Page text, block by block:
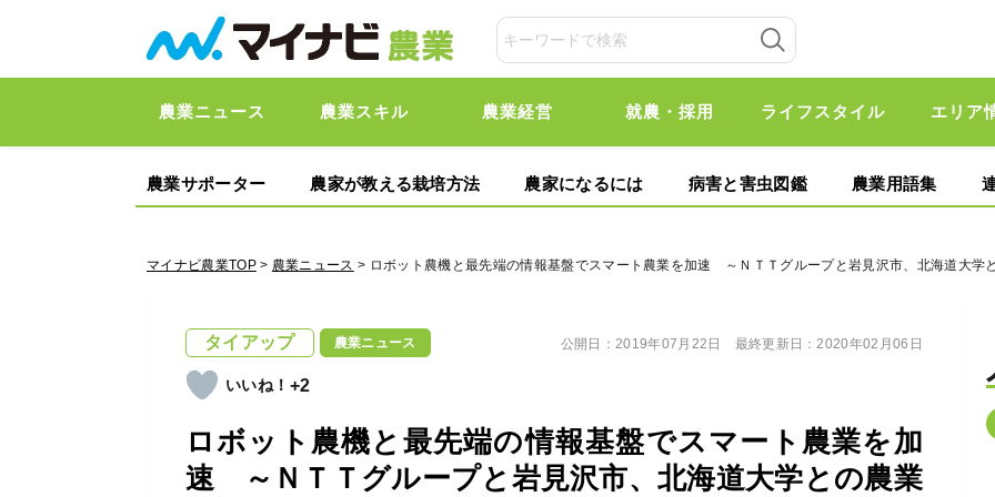
農業ニュース 農業スキル 農業経営 就農・採用 ライフスタイル エリア
農業サポーター 農家が教える栽培方法 農家になるには 病害と害虫図鑑 農業用語集
マイナビ農業TOP> 農業ニュース > ロボット農機と最先端の情報基盤でスマート農業を加速 ～ＮＴＴグループと岩見沢市、北海道大学
タイアップ 農業ニュース
+2
ロボット農機と最先端の情報基盤でスマート農業を加
速 ～ＮＴＴグループと岩見沢市、北海道大学との農業
公開日：2019年07月22日 最終更新日：2020年02月06日